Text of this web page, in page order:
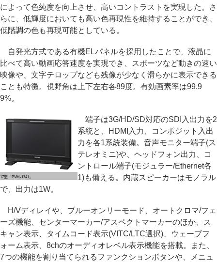
によって色純度を向上させ、高いコントラストを実現した。さ
らに、低輝度においても高い色再現性を維持することができ、
低階調の色も再現可能としている。
自発光方式である有機ELパネルを採用したことで、液晶に
比べて高い動画応答速度を実現でき、スポーツなど動きの速い
映像や、文字テロップなども残像が少なく滑らかに表示できる
ことも特徴。視野角は上下左右各89度。有効画素率は99.9
9%。
17型「PVM-1741」
端子は3G/HD/SD対応のSDI入出力を2
系統と、HDMI入力、コンポジット入出
力を各1系統装備。音声モニター端子(ス
テレオミニ)や、ヘッドフォン出力、コ
ントロール端子(モジュラー/Ethernet各
1)も備える。内蔵スピーカーはモノラル
で、出力は1W。
H/Vディレイや、ブルーオンリーモード、オートクロマ/フェ
ーズ機能、センターマーカー/アスペクトマーカーのほか、ス
キャン表示、タイムコード表示(VITC/LTC選択)、ウェーブフ
ォーム表示、8chのオーディオレベル表示機能を搭載。また、
7つの機能を割り当てられるファンクションボタンや、メニュ